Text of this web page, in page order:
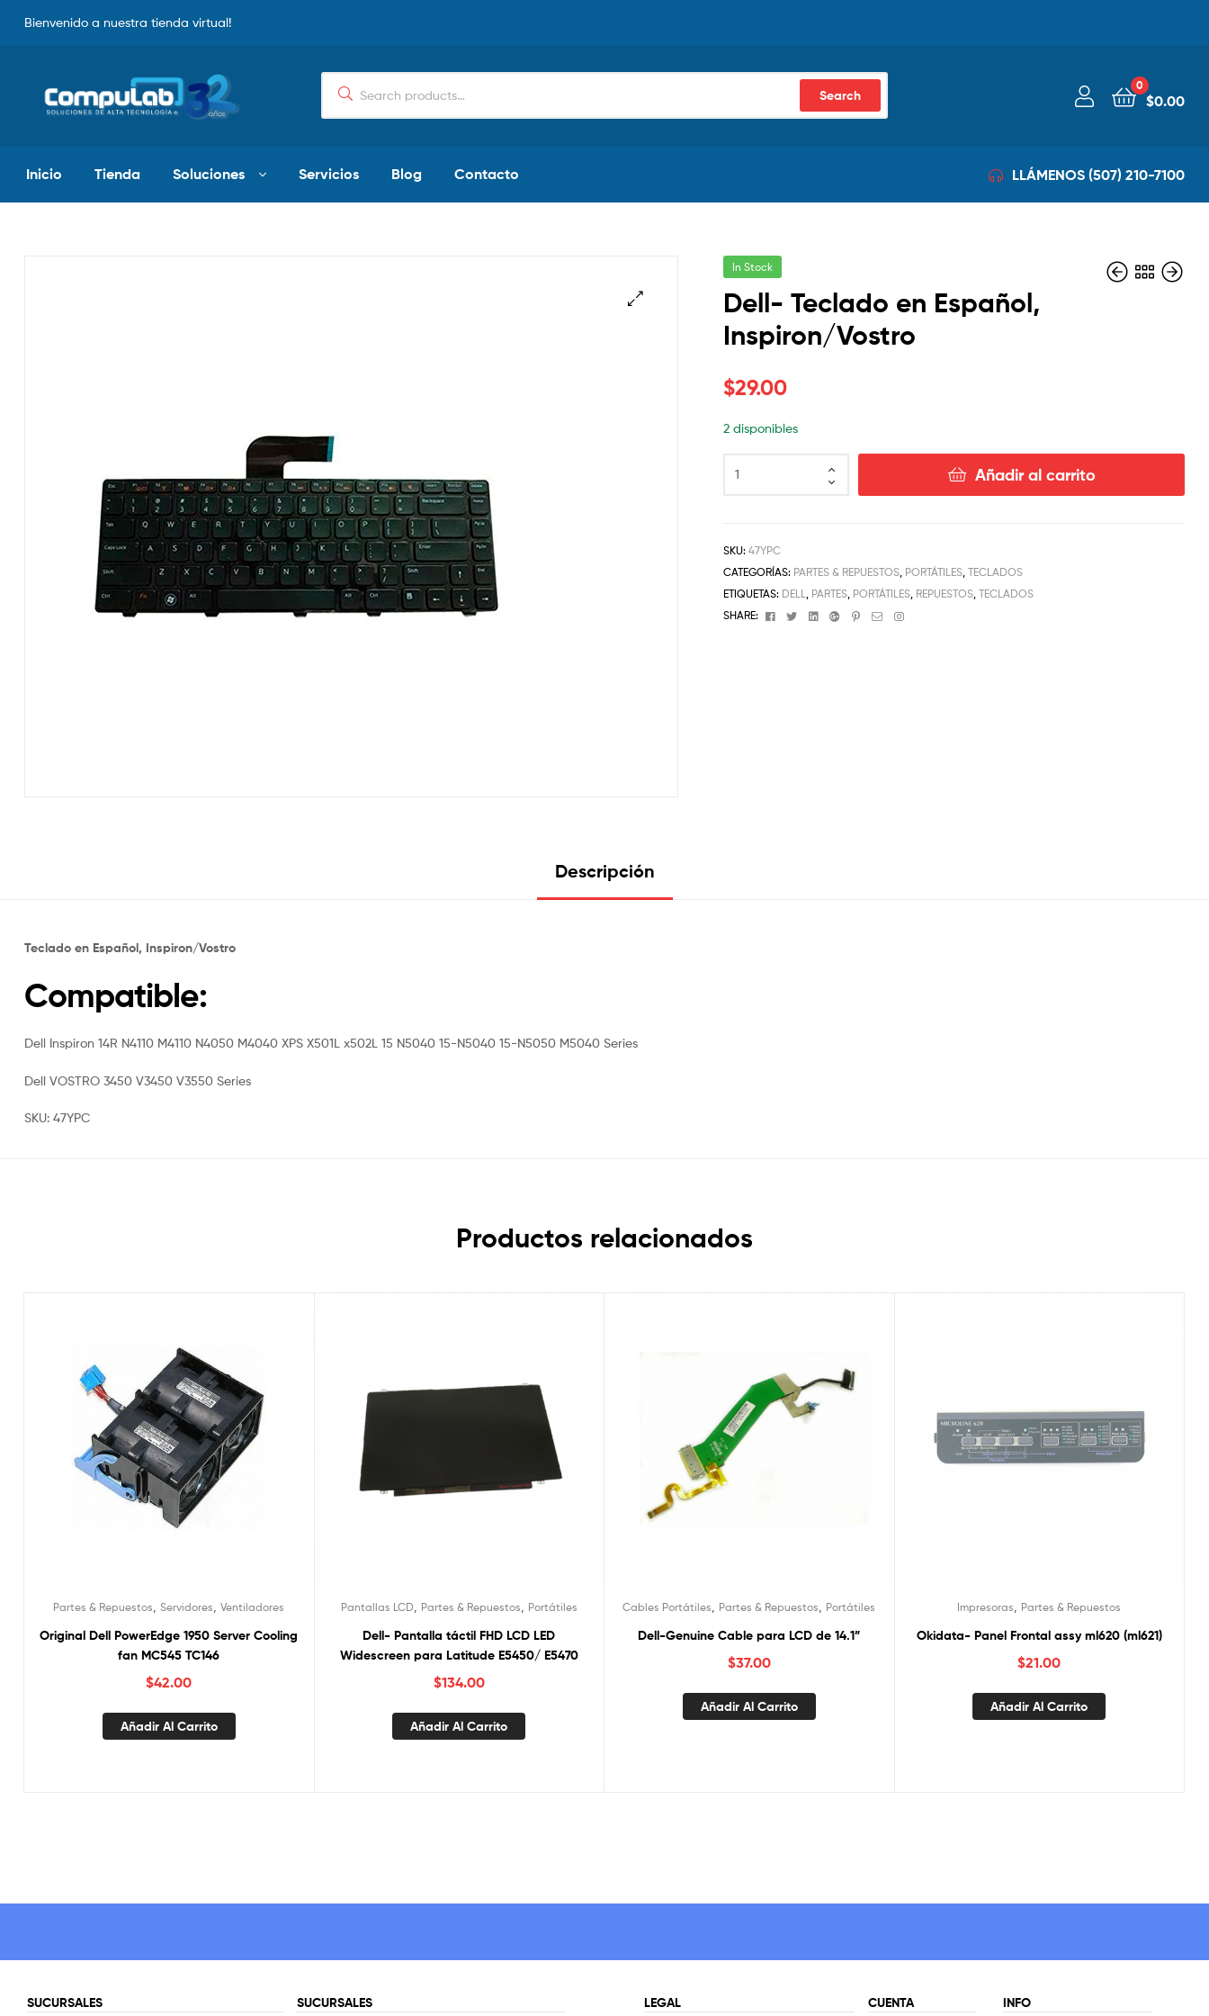
Bienvenido a nuestra tienda virtual!
Search
0
$0.00
Inicio Tienda Soluciones Servicios Blog Contacto LLÁMENOS (507) 210-7100
In Stock
Dell- Teclado en Español,
Inspiron/Vostro
$29.00
2 disponibles
Añadir al carrito
SKU:47YPC
CATEGORÍAS: PARTES & REPUESTOS PORTÁTILES ,TECLADOS
ETIQUETAS: DELL PARTES PORTÁTILES REPUESTOS ,TECLADOS
SHARE:
FacebookTwitterLinkedinGoogle+Pinterest
EmailInstagram
Descripción
Teclado en Español, Inspiron/Vostro
Compatible:
Dell Inspiron 14R N4110 M4110 N4050 M4040 XPS X501L x502L 15 N5040 15-N5040 15-N5050 M5040 Series
Dell VOSTRO 3450 V3450 V3550 Series
SKU: 47YPC
Productos relacionados
Partes & Repuestos ,Servidores ,Ventiladores
Original Dell PowerEdge 1950 Server Cooling
fan MC545 TC146
$42.00
Añadir Al Carrito
Pantallas LCD Partes & Repuestos Portátiles
Dell- Pantalla táctil FHD LCD LED
Widescreen para Latitude E5450/ E5470
$134.00
Añadir Al Carrito
Cables Portátiles Partes & Repuestos Portátiles
Dell-Genuine Cable para LCD de 14.1”
$37.00
Añadir Al Carrito
Impresoras Partes & Repuestos
Okidata- Panel Frontal assy ml620 (ml621)
$21.00
Añadir Al Carrito
SUCURSALES SUCURSALES LEGAL CUENTA INFO